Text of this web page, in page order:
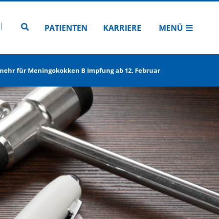
Zur Seitensuche
PATIENTEN KARRIERE MENÜ
für Meningokokken B Impfung ab 12. Februar